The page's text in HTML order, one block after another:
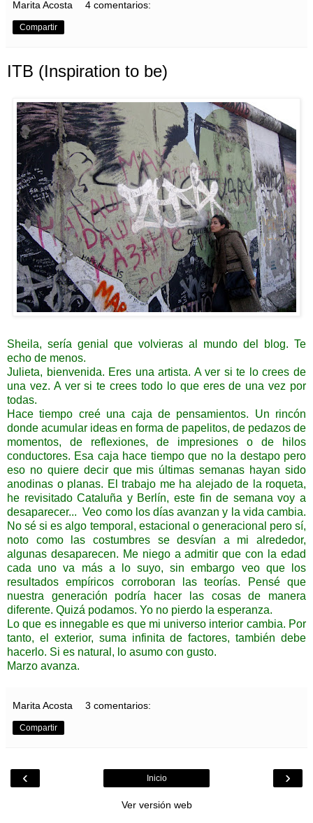
Marita Acosta 4 comentarios:
Compartir
ITB (Inspiration to be)
Sheila, sería genial que volvieras al mundo del blog. Te
echo de menos.
Julieta, bienvenida. Eres una artista. A ver si te lo crees de
una vez. A ver si te crees todo lo que eres de una vez por
todas.
Hace tiempo creé una caja de pensamientos. Un rincón
donde acumular ideas en forma de papelitos, de pedazos de
momentos, de reflexiones, de impresiones o de hilos
conductores. Esa caja hace tiempo que no la destapo pero
eso no quiere decir que mis últimas semanas hayan sido
anodinas o planas. El trabajo me ha alejado de la roqueta,
he revisitado Cataluña y Berlín, este fin de semana voy a
desaparecer... Veo como los días avanzan y la vida cambia.
No sé si es algo temporal, estacional o generacional pero sí,
noto como las costumbres se desvían a mi alrededor,
algunas desaparecen. Me niego a admitir que con la edad
cada uno va más a lo suyo, sin embargo veo que los
resultados empíricos corroboran las teorías. Pensé que
nuestra generación podría hacer las cosas de manera
diferente. Quizá podamos. Yo no pierdo la esperanza.
Lo que es innegable es que mi universo interior cambia. Por
tanto, el exterior, suma infinita de factores, también debe
hacerlo. Si es natural, lo asumo con gusto.
Marzo avanza.
Marita Acosta 3 comentarios:
Compartir
‹ ›
Inicio
Ver versión web